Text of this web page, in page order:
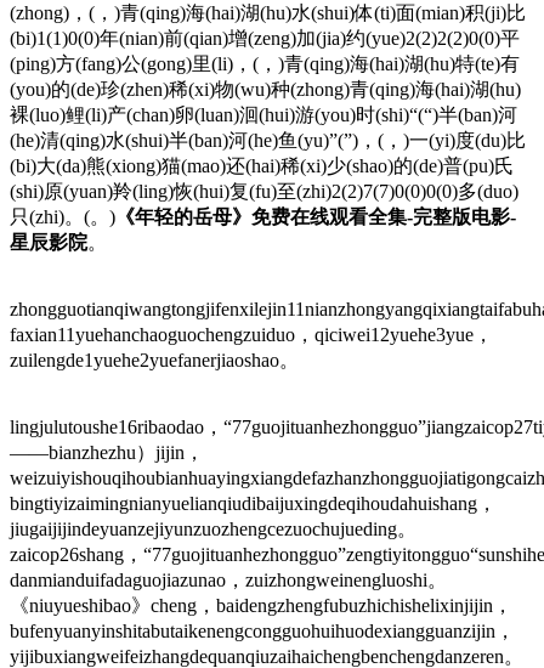
(zhong)，(，)青(qing)海(hai)湖(hu)水(shui)体(ti)面(mian)积(ji)比
(bi)1(1)0(0)年(nian)前(qian)增(zeng)加(jia)约(yue)2(2)2(2)0(0)平
(ping)方(fang)公(gong)里(li)，(，)青(qing)海(hai)湖(hu)特(te)有
(you)的(de)珍(zhen)稀(xi)物(wu)种(zhong)青(qing)海(hai)湖(hu)
裸(luo)鲤(li)产(chan)卵(luan)洄(hui)游(you)时(shi)“(“)半(ban)河
(he)清(qing)水(shui)半(ban)河(he)鱼(yu)”(”)，(，)一(yi)度(du)比
(bi)大(da)熊(xiong)猫(mao)还(hai)稀(xi)少(shao)的(de)普(pu)氏
(shi)原(yuan)羚(ling)恢(hui)复(fu)至(zhi)2(2)7(7)0(0)0(0)多(duo)
只(zhi)。(。) 《年轻的岳母》免费在线观看全集-完整版电影-
星辰影院。
faxian11yuehanchaoguochengzuiduo，qiciwei12yuehe3yue，
zuilengde1yuehe2yuefanerjiaoshao。
lingjulutoushe16ribaodao，
——bianzhezhu）jijin，
bingtiyizaimingnianyuelianqiudibaijuxingdeqihoudahuishang，
jiugaijijindeyuanzejiyunzuozhengcezuochujueding。
zaicop26shang，
danmianduifadaguojiazunao，zuizhongweinengluoshi。
《niuyueshibao》cheng，baidengzhengfubuzhichishelixinjijin，
bufenyuanyinshitabutaikenengcongguohuihuodexiangguanzijin，
yijibuxiangweifeizhangdequanqiuzaihaichengbenchengdanzeren。